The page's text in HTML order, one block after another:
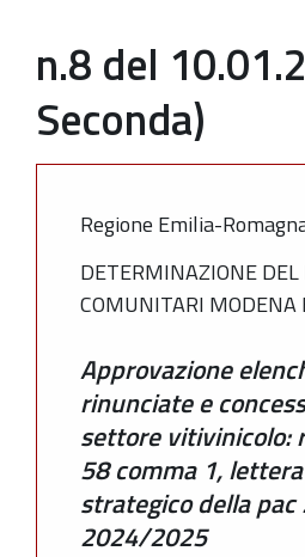
n.8 del
Seconda)
Regione Emilia-
DETERMINAZIONE
COMUNITARI
Approvazione
rinunciate e
settore vitivinicolo:
58 comma 1,
strategico della
2024/2025